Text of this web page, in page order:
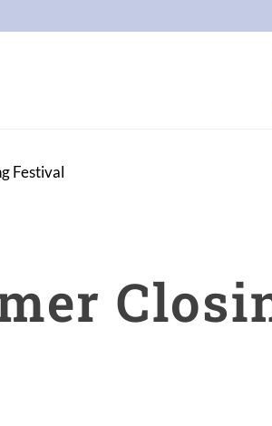
Festival